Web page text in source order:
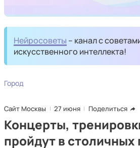
Нейросоветы – канал с
искусственного интеллекта!
Город
Сайт Москвы 27 июня Поделиться
Концерты,
пройдут в столичных